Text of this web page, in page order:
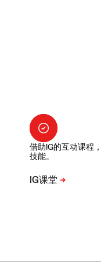
借助IG的互动课程
技能。